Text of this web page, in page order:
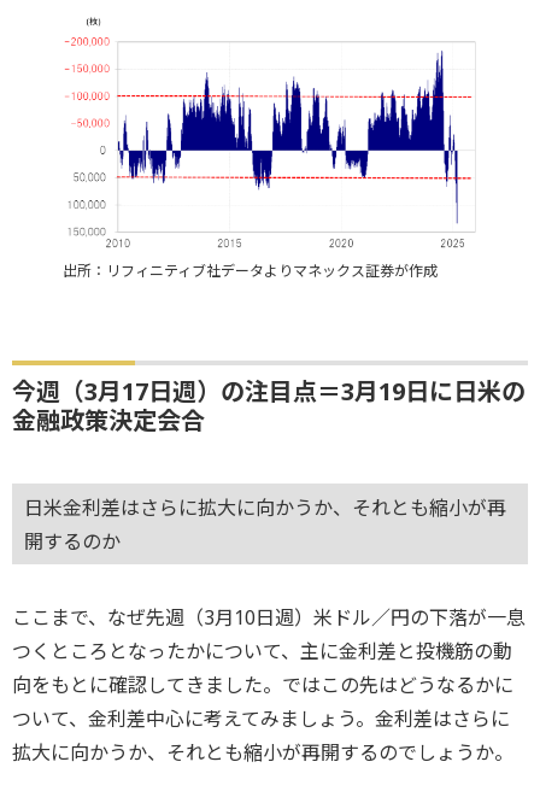
出所：リフィニティブ社データよりマネックス証券が作成
今週（3月17日週）の注目点＝3月19日に日米の
金融政策決定会合
日米金利差はさらに拡大に向かうか、それとも縮小が再
開するのか
ここまで、なぜ先週（3月10日週）米ドル／円の下落が一息
つくところとなったかについて、主に金利差と投機筋の動
向をもとに確認してきました。ではこの先はどうなるかに
ついて、金利差中心に考えてみましょう。金利差はさらに
拡大に向かうか、それとも縮小が再開するのでしょうか。